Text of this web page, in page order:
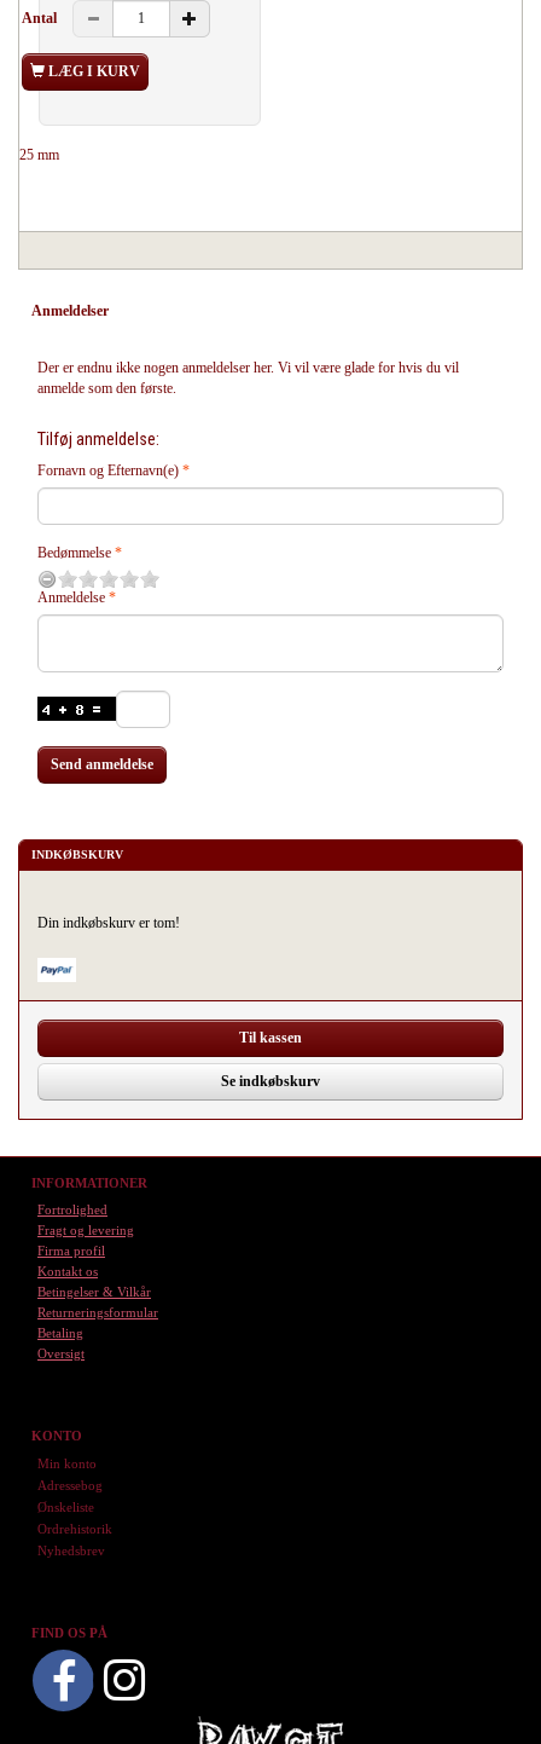
Antal
LÆG I KURV
25 mm
Anmeldelser
Der er endnu ikke nogen anmeldelser her. Vi vil være glade for hvis du vil
anmelde som den første.
Tilføj anmeldelse:
Fornavn og Efternavn(e)
Bedømmelse
Anmeldelse
Send anmeldelse
INDKØBSKURV
Din indkøbskurv er tom!
Til kassen
Se indkøbskurv
INFORMATIONER
Fortrolighed
Fragt og levering
Firma profil
Kontakt os
Betingelser & Vilkår
Returneringsformular
Betaling
Oversigt
KONTO
Min konto
Adressebog
Ønskeliste
Ordrehistorik
Nyhedsbrev
FIND OS PÅ